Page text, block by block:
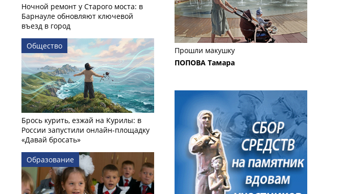
Ночной ремонт у Старого моста: в
Барнауле обновляют ключевой
въезд в город
Общество
Брось курить, езжай на Курилы: в
России запустили онлайн-­площадку
«Давай бросать»
Образование
Прошли макушку
ПОПОВА Тамара